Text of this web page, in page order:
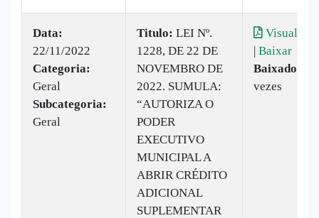
Data:
22/11/2022
Categoria:
Geral
Subcategoria:
Geral
Titulo: LEI Nº.
1228, DE 22 DE
NOVEMBRO DE
2022. SUMULA:
“AUTORIZA O
PODER
EXECUTIVO
MUNICIPAL A
ABRIR CRÉDITO
ADICIONAL
SUPLEMENTAR
Visualizar
| Baixar
Baixado:
vezes